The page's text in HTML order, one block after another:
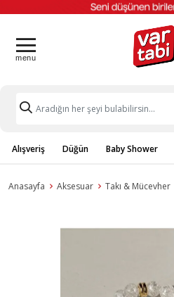
Alışveriş Düğün Baby Shower
Anasayfa Aksesuar Takı & Mücevher